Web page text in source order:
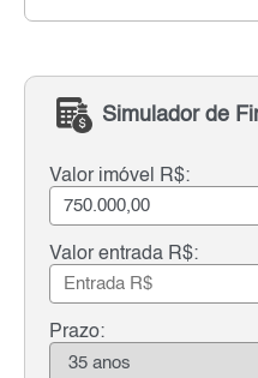
Simulador de
Valor imóvel R$:
Valor entrada R$:
Prazo: